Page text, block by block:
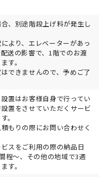
、別途階段上げ料が発生し
より、エレベーターがあっ
送の影響で、1階でのお渡
す。
できませんので、予めご了
置はお客様自身で行ってい
置をさせていただくサービ
。
もりの際にお問い合わせく
スをご利用の際の納品日
程～、その他の地域で3週
す。